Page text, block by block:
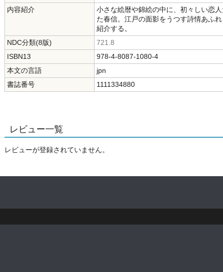
内容紹介
小さな絵暦や錦絵の中に、初々しい恋
た春信。江戸の面影をうつす詩情あふ
紹介する。
NDC分類(8版)
721.8
ISBN13
978-4-8087-1080-4
本文の言語
jpn
書誌番号
1111334880
レビュー一覧
レビューが登録されていません。